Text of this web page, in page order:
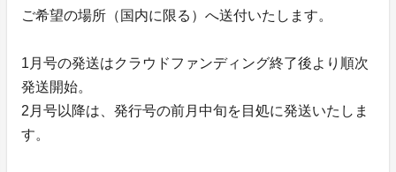
ご希望の場所（国内に限る）へ送付いたします。
1月号の発送はクラウドファンディング終了後より順次
発送開始。
2月号以降は、発行号の前月中旬を目処に発送いたしま
す。